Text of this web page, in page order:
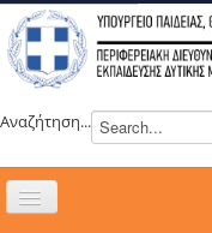
Αναζήτηση...
Εναλλαγή